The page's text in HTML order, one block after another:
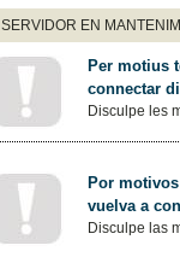
SERVIDOR EN
Per motius
connectar
Disculpe les
Por
vuelva a
Disculpe las